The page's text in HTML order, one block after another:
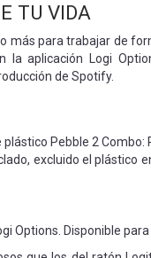
TU VIDA
más para trabajar de
aplicación Logi
de Spotify.
Pebble 2 Combo:
excluido el plástico
Options. Disponible